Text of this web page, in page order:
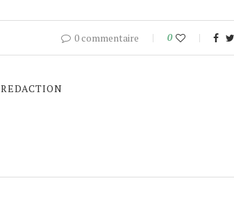
0 commentaire 0
REDACTION